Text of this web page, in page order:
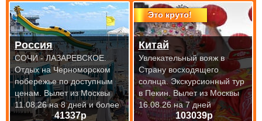
41337р
Россия
СОЧИ - ЛАЗАРЕВСКОЕ.
Отдых на Черноморском
побережье по доступным
ценам. Вылет из Москвы
11.08.26 на 8 дней и более
Это круто!
103039р
Китай
Увлекательный вояж в
Страну восходящего
солнца. Экскурсионный тур
в Пекин. Вылет из Москвы
16.08.26 на 7 дней